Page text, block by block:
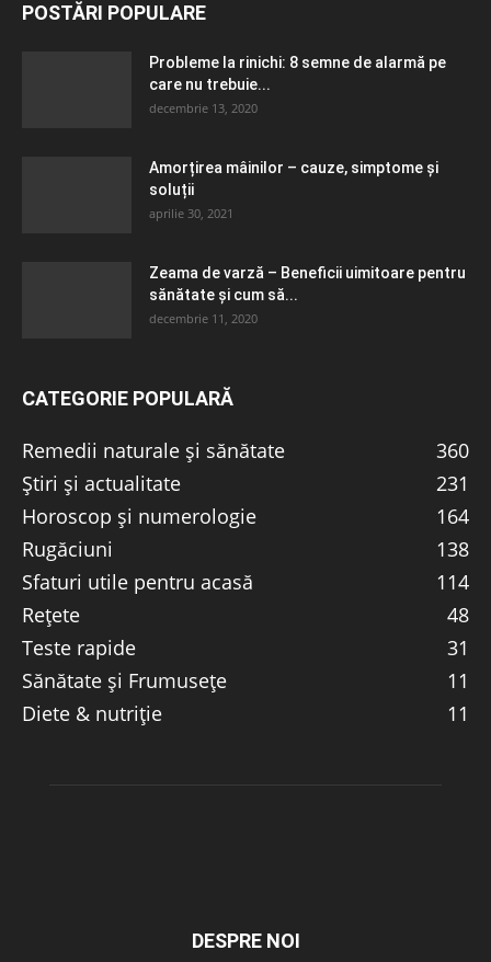
POSTĂRI POPULARE
Probleme la rinichi: 8 semne de alarmă pe
care nu trebuie...
decembrie 13, 2020
Amorțirea mâinilor – cauze, simptome și
soluții
aprilie 30, 2021
Zeama de varză – Beneficii uimitoare pentru
sănătate și cum să...
decembrie 11, 2020
CATEGORIE POPULARĂ
Remedii naturale și sănătate
360
Știri și actualitate
231
Horoscop și numerologie
164
Rugăciuni
138
Sfaturi utile pentru acasă
114
Rețete
48
Teste rapide
31
Sănătate și Frumusețe
11
Diete & nutriție
11
DESPRE NOI